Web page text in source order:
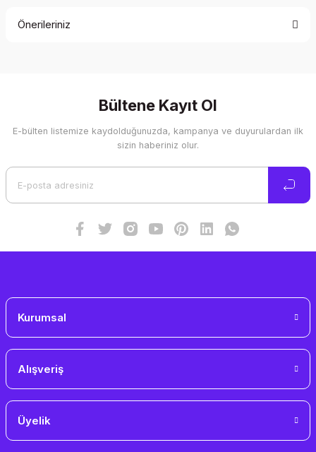
Önerileriniz
Görüş ve önerileriniz için teşekkür ederiz.
Ürün resmi kalitesiz, bozuk veya görüntülenemiyor.
Bültene Kayıt Ol
E-bülten listemize kaydolduğunuzda, kampanya ve duyurulardan ilk
sizin haberiniz olur.
Kurumsal
Alışveriş
Üyelik